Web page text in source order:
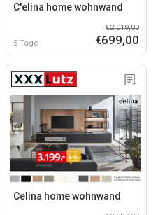
C'elina home wohnwand
5 Tage
€2.019,00
€699,00
Celina home wohnwand